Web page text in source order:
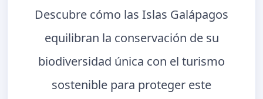
Descubre cómo las Islas Galápagos
equilibran la conservación de su
biodiversidad única con el turismo
sostenible para proteger este